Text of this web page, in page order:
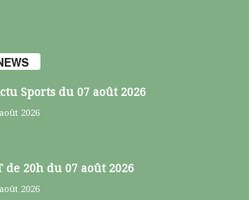
Sports du 07 août 2026
2026
de 20h du 07 août 2026
2026